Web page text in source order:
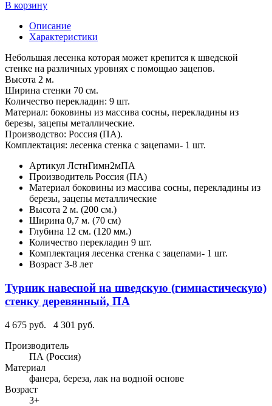
В корзину
Описание
Характеристики
Небольшая лесенка которая может крепится к шведской
стенке на различных уровнях с помощью зацепов.
Высота 2 м.
Ширина стенки 70 см.
Количество перекладин: 9 шт.
Материал: боковины из массива сосны, перекладины из
березы, зацепы металлические.
Производство: Россия (ПА).
Комплектация: лесенка стенка с зацепами- 1 шт.
Артикул ЛстнГимн2мПА
Производитель Россия (ПА)
Материал боковины из массива сосны, перекладины из
березы, зацепы металлические
Высота 2 м. (200 см.)
Ширина 0,7 м. (70 см)
Глубина 12 см. (120 мм.)
Количество перекладин 9 шт.
Комплектация лесенка стенка с зацепами- 1 шт.
Возраст 3-8 лет
Турник навесной на шведскую (гимнастическую)
стенку деревянный, ПА
4 675 руб.
4 301 руб.
Производитель
ПА (Россия)
Материал
фанера, береза, лак на водной основе
Возраст
3+